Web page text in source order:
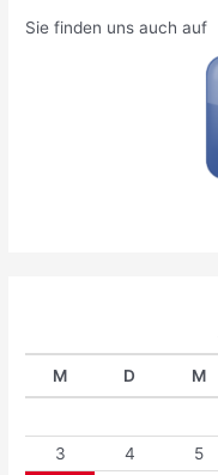
Sie finden uns auch auf
M D M
3
4 5